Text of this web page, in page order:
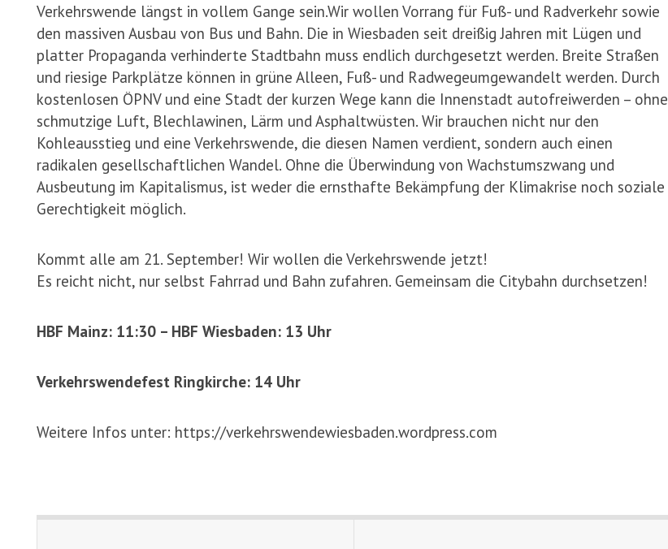
Verkehrswende längst in vollem Gange sein.Wir wollen Vorrang für Fuß- und Radverkehr sowie
den massiven Ausbau von Bus und Bahn. Die in Wiesbaden seit dreißig Jahren mit Lügen und
platter Propaganda verhinderte Stadtbahn muss endlich durchgesetzt werden. Breite Straßen
und riesige Parkplätze können in grüne Alleen, Fuß- und Radwegeumgewandelt werden. Durch
kostenlosen ÖPNV und eine Stadt der kurzen Wege kann die Innenstadt autofreiwerden – ohne
schmutzige Luft, Blechlawinen, Lärm und Asphaltwüsten. Wir brauchen nicht nur den
Kohleausstieg und eine Verkehrswende, die diesen Namen verdient, sondern auch einen
radikalen gesellschaftlichen Wandel. Ohne die Überwindung von Wachstumszwang und
Ausbeutung im Kapitalismus, ist weder die ernsthafte Bekämpfung der Klimakrise noch soziale
Gerechtigkeit möglich.
Kommt alle am 21. September! Wir wollen die Verkehrswende jetzt!
Es reicht nicht, nur selbst Fahrrad und Bahn zufahren. Gemeinsam die Citybahn durchsetzen!
HBF Mainz: 11:30 – HBF Wiesbaden: 13 Uhr
Verkehrswendefest Ringkirche: 14 Uhr
Weitere Infos unter: https://verkehrswendewiesbaden.wordpress.com